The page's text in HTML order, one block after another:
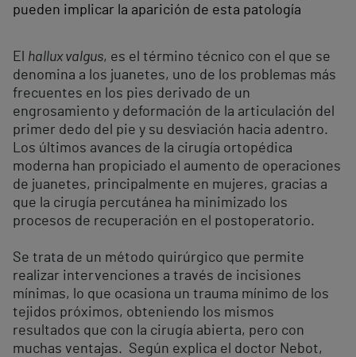
pueden implicar la aparición de esta patología
El hallux valgus, es el término técnico con el que se
denomina a los juanetes, uno de los problemas más
frecuentes en los pies derivado de un
engrosamiento y deformación de la articulación del
primer dedo del pie y su desviación hacia adentro.
Los últimos avances de la cirugía ortopédica
moderna han propiciado el aumento de operaciones
de juanetes, principalmente en mujeres, gracias a
que la cirugía percutánea ha minimizado los
procesos de recuperación en el postoperatorio.
Se trata de un método quirúrgico que permite
realizar intervenciones a través de incisiones
mínimas, lo que ocasiona un trauma mínimo de los
tejidos próximos, obteniendo los mismos
resultados que con la cirugía abierta, pero con
muchas ventajas. Según explica el doctor Nebot,